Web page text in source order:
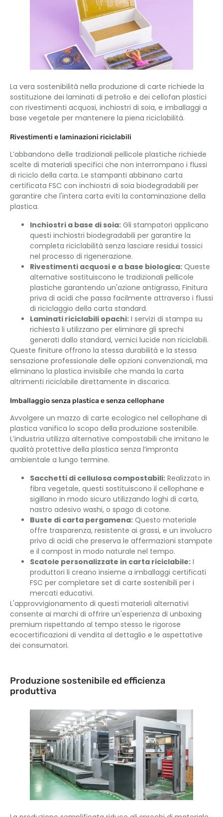
La vera sostenibilità nella produzione di carte richiede la
sostituzione dei laminati di petrolio e dei cellofan plastici
con rivestimenti acquosi, inchiostri di soia, e imballaggi a
base vegetale per mantenere la piena riciclabilità.
Rivestimenti e laminazioni riciclabili
L’abbandono delle tradizionali pellicole plastiche richiede
scelte di materiali specifici che non interrompano i flussi
di riciclo della carta. Le stampanti abbinano carta
certificata FSC con inchiostri di soia biodegradabili per
garantire che l'intera carta eviti la contaminazione della
plastica.
Inchiostri a base di soia: Gli stampatori applicano
questi inchiostri biodegradabili per garantire la
completa riciclabilità senza lasciare residui tossici
nel processo di rigenerazione.
Rivestimenti acquosi e a base biologica: Queste
alternative sostituiscono le tradizionali pellicole
plastiche garantendo un'azione antigrasso, Finitura
priva di acidi che passa facilmente attraverso i flussi
di riciclaggio della carta standard.
Laminati riciclabili opachi: I servizi di stampa su
richiesta li utilizzano per eliminare gli sprechi
generati dallo standard, vernici lucide non riciclabili.
Queste finiture offrono la stessa durabilità e la stessa
sensazione professionale delle opzioni convenzionali, ma
eliminano la plastica invisibile che manda la carta
altrimenti riciclabile direttamente in discarica.
Imballaggio senza plastica e senza cellophane
Avvolgere un mazzo di carte ecologico nel cellophane di
plastica vanifica lo scopo della produzione sostenibile.
L’industria utilizza alternative compostabili che imitano le
qualità protettive della plastica senza l’impronta
ambientale a lungo termine.
Sacchetti di cellulosa compostabili: Realizzato in
fibra vegetale, questi sostituiscono il cellophane e
sigillano in modo sicuro utilizzando loghi di carta,
nastro adesivo washi, o spago di cotone.
Buste di carta pergamena: Questo materiale
offre trasparenza, resistente ai grassi, e un involucro
privo di acidi che preserva le affermazioni stampate
e il compost in modo naturale nel tempo.
Scatole personalizzate in carta riciclabile: I
produttori li creano insieme a imballaggi certificati
FSC per completare set di carte sostenibili per i
mercati educativi.
L'approvvigionamento di questi materiali alternativi
consente ai marchi di offrire un'esperienza di unboxing
premium rispettando al tempo stesso le rigorose
ecocertificazioni di vendita al dettaglio e le aspettative
dei consumatori.
Produzione sostenibile ed efficienza
produttiva